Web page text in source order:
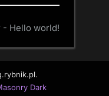
- Hello world!
Dark